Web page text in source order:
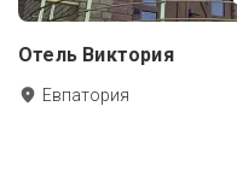
Отель Виктория
Евпатория